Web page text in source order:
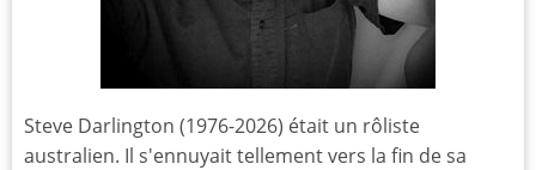
Steve Darlington (1976-2026) était un rôliste
australien. Il s'ennuyait tellement vers la fin de sa